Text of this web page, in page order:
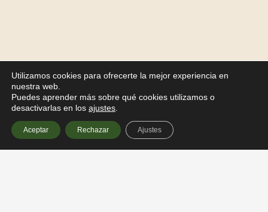
Utilizamos cookies para ofrecerte la mejor experiencia en
nuestra web.
Puedes aprender más sobre qué cookies utilizamos o
desactivarlas en los ajustes
Aceptar Rechazar Ajustes